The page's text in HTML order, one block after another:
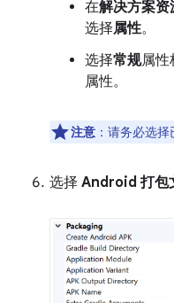
在解决方案资
选择属性。
选择常规属性
属性。
注意 ：请务必选择
选择 Android 打包